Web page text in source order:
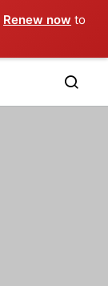
Renew now to